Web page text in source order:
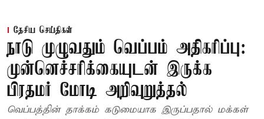
தேசிய செய்திகள்
நாடு முழுவதும் வெப்பம் அதிகரிப்பு:
முன்னெச்சரிக்கையுடன் இருக்க
பிரதமர் மோடி அறிவுறுத்தல்
வெப்பத்தின் தாக்கம் கடுமையாக இருப்பதால் மக்கள்